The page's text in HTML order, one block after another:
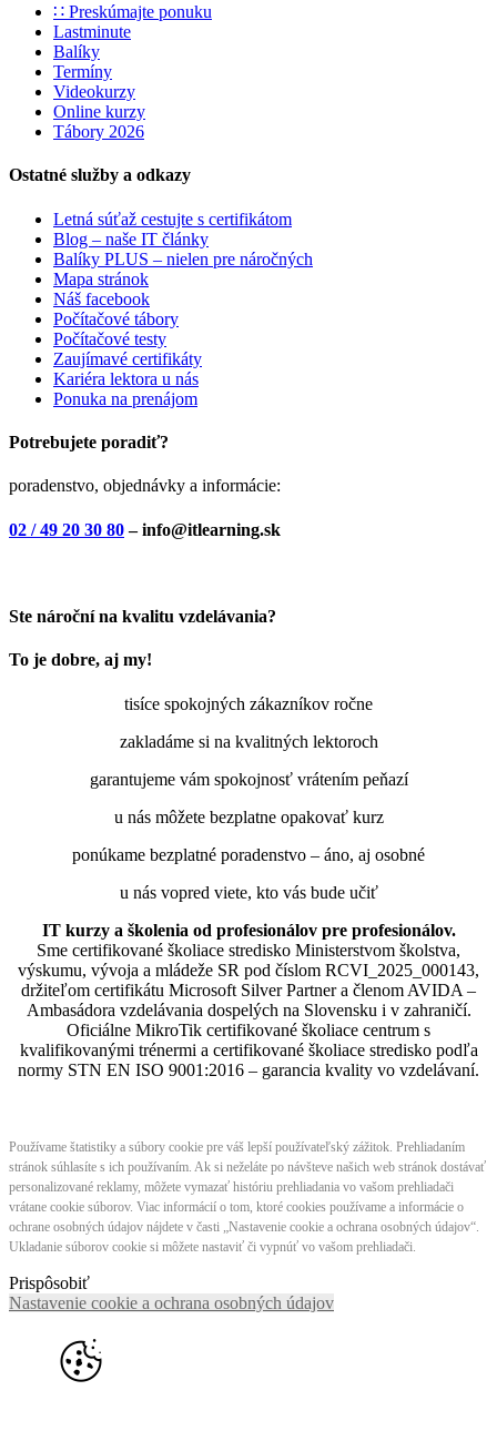
∷ Preskúmajte ponuku
Lastminute
Balíky
Termíny
Videokurzy
Online kurzy
Tábory 2026
Ostatné služby a odkazy
Letná súťaž cestujte s certifikátom
Blog – naše IT články
Balíky PLUS – nielen pre náročných
Mapa stránok
Náš facebook
Počítačové tábory
Počítačové testy
Zaujímavé certifikáty
Kariéra lektora u nás
Ponuka na prenájom
Potrebujete poradiť?
poradenstvo, objednávky a informácie:
02 / 49 20 30 80– info@itlearning.sk
Ste nároční na kvalitu vzdelávania?
To je dobre, aj my!
tisíce spokojných zákazníkov ročne
zakladáme si na kvalitných lektoroch
garantujeme vám spokojnosť vrátením peňazí
u nás môžete bezplatne opakovať kurz
ponúkame bezplatné poradenstvo – áno, aj osobné
u nás vopred viete, kto vás bude učiť
IT kurzy a školenia od profesionálov pre profesionálov.
Sme certifikované školiace stredisko Ministerstvom školstva,
výskumu, vývoja a mládeže SR pod číslom RCVI_2025_000143,
držiteľom certifikátu Microsoft Silver Partner a členom AVIDA –
Ambasádora vzdelávania dospelých na Slovensku i v zahraničí.​​​​​​​​​​​​​​​​
Oficiálne MikroTik certifikované školiace centrum s
kvalifikovanými trénermi ​​​​​​​​​​a certifikované školiace stredisko podľa
normy STN EN ISO 9001:2016 – garancia kvality vo vzdelávaní.
Používame štatistiky a súbory cookie pre váš lepší používateľský zážitok. Prehliadaním
stránok súhlasíte s ich používaním. Ak si neželáte po návšteve našich web stránok dostávať
personalizované reklamy, môžete vymazať históriu prehliadania vo vašom prehliadači
vrátane cookie súborov. Viac informácií o tom, ktoré cookies používame a informácie o
ochrane osobných údajov nájdete v časti „Nastavenie cookie a ochrana osobných údajov“.
Ukladanie súborov cookie si môžete nastaviť či vypnúť vo vašom prehliadači.
Prispôsobiť
Nastavenie cookie a ochrana osobných údajov